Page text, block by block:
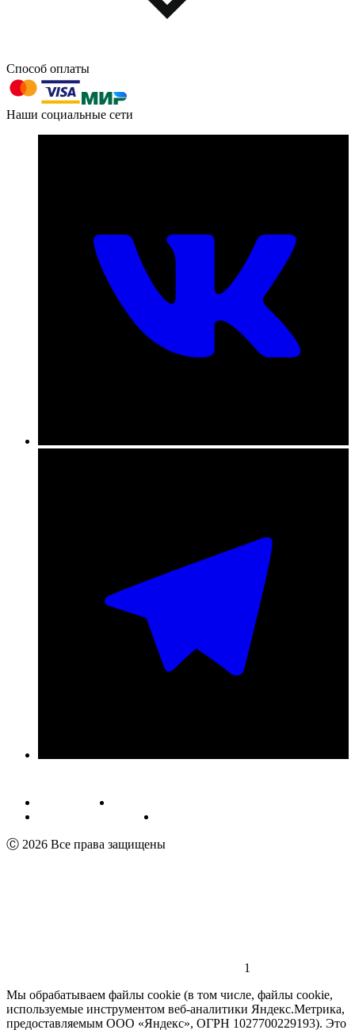
603004, г. Нижний Новгород, проспект Ленина, д. 95
+7 (831) 290-86-98
Способ оплаты
Наши социальные сети
Публичная оферта
Пользовательское соглашение
Ⓒ 2026 Все права защищены
1
Мы обрабатываем файлы cookie (в том числе, файлы cookie,
используемые инструментом веб-аналитики Яндекс.Метрика,
предоставляемым ООО «Яндекс», ОГРН 1027700229193). Это